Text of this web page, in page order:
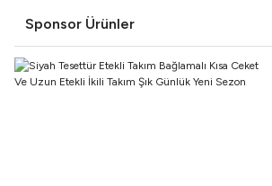
Sponsor Ürünler